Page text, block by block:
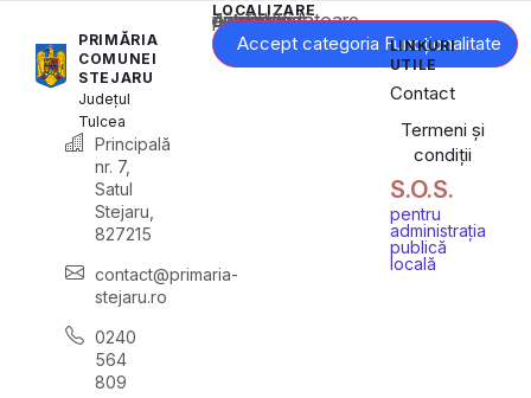
PRIMĂRIA
COMUNEI
STEJARU
Județul
Tulcea
Principală
nr. 7,
Satul
Stejaru,
827215
contact@primaria-
stejaru.ro
0240
564
809
LOCALIZARE
Acest conținut este blocat până când acceptați categoria corespunzătoare de cookie-uri.
Accept categoria Funcționalitate
LINKURI
UTILE
Contact
Termeni și
condiții
S.O.S.
pentru
administrația
publică
locală